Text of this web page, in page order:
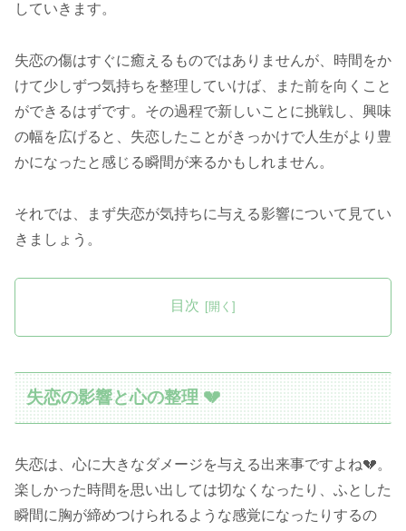
していきます。
失恋の傷はすぐに癒えるものではありませんが、時間をか
けて少しずつ気持ちを整理していけば、また前を向くこと
ができるはずです。その過程で新しいことに挑戦し、興味
の幅を広げると、失恋したことがきっかけで人生がより豊
かになったと感じる瞬間が来るかもしれません。
それでは、まず失恋が気持ちに与える影響について見てい
きましょう。
目次
失恋の影響と心の整理 💔
失恋は、心に大きなダメージを与える出来事ですよね💔。
楽しかった時間を思い出しては切なくなったり、ふとした
瞬間に胸が締めつけられるような感覚になったりするの